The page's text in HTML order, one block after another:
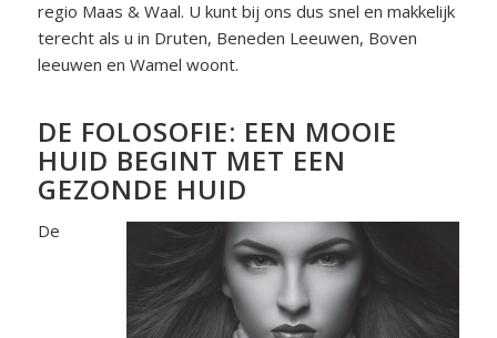
regio Maas & Waal. U kunt bij ons dus snel en makkelijk
terecht als u in Druten, Beneden Leeuwen, Boven
leeuwen en Wamel woont.
DE FOLOSOFIE: EEN MOOIE
HUID BEGINT MET EEN
GEZONDE HUID
De